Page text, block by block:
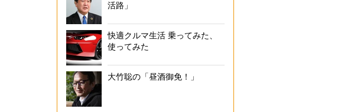
活路」
快適クルマ生活 乗ってみた、
使ってみた
大竹聡の「昼酒御免！」